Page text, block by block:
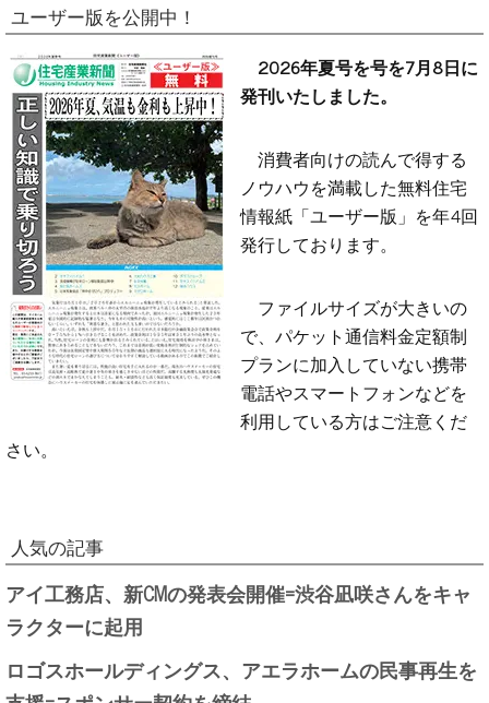
ユーザー版を公開中！
2026年夏号を号を7月8日に
発刊いたしました。
消費者向けの読んで得する
ノウハウを満載した無料住宅
情報紙「ユーザー版」を年4回
発行しております。
ファイルサイズが大きいの
で、パケット通信料金定額制
プランに加入していない携帯
電話やスマートフォンなどを
利用している方はご注意くだ
さい。
人気の記事
アイ工務店、新CMの発表会開催=渋谷凪咲さんをキャ
ラクターに起用
ロゴスホールディングス、アエラホームの民事再生を